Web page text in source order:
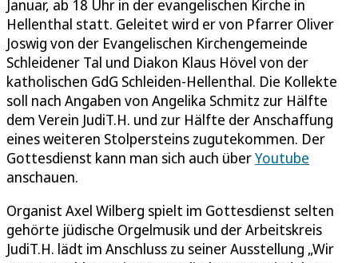
Januar, ab 18 Uhr in der evangelischen Kirche in
Hellenthal statt. Geleitet wird er von Pfarrer Oliver
Joswig von der Evangelischen Kirchengemeinde
Schleidener Tal und Diakon Klaus Hövel von der
katholischen GdG Schleiden-Hellenthal. Die Kollekte
soll nach Angaben von Angelika Schmitz zur Hälfte
dem Verein JudiT.H. und zur Hälfte der Anschaffung
eines weiteren Stolpersteins zugutekommen. Der
Gottesdienst kann man sich auch überYoutube
anschauen.
Organist Axel Wilberg spielt im Gottesdienst selten
gehörte jüdische Orgelmusik und der Arbeitskreis
JudiT.H. lädt im Anschluss zu seiner Ausstellung „Wir